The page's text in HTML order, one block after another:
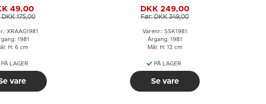
49,00
DKK 175,00
XRAAG1981
1981
H: 6 cm
PÅ LAGER
vare
DKK 249,00
Før: DKK 349,00
Varenr.: SSK1981
Årgang: 1981
Mål: H: 12 cm
PÅ LAGER
Se vare